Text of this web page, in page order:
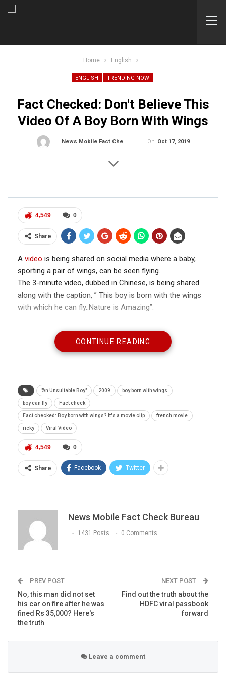
Home English
ENGLISH TRENDING NOW
Fact Checked: Don't Believe This
Video Of A Boy Born With Wings
News Mobile Fact Check Bureau On Oct 17, 2019
0
4,549
Share
A video is being shared on social media where a baby,
sporting a pair of wings, can be seen flying.
The 3-minute video, dubbed in Chinese, is being shared
along with the caption, ” This boy is born with the wings
with which he can fly..Nature is Amazing”.
CONTINUE READING
"An Unsuitable Boy" 2009 boy born with wings
boy can fly Fact check
Fact checked: Boy born with wings? It's a movie clip french movie
ricky Viral Video
0
4,549
Share Facebook Twitter
News Mobile Fact Check Bureau
1431 Posts 0 Comments
PREV POST
No, this man did not set
his car on fire after he was
fined Rs 35,000? Here's
the truth
NEXT POST
Find out the truth about the
HDFC viral passbook
forward
Leave a comment